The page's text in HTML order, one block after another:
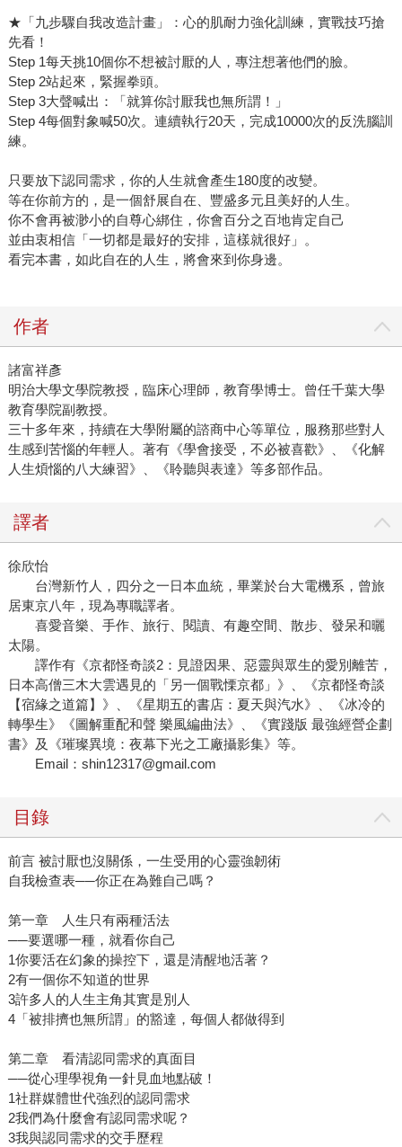
★「九步驟自我改造計畫」：心的肌耐力強化訓練，實戰技巧搶
先看！
Step 1每天挑10個你不想被討厭的人，專注想著他們的臉。
Step 2站起來，緊握拳頭。
Step 3大聲喊出：「就算你討厭我也無所謂！」
Step 4每個對象喊50次。連續執行20天，完成10000次的反洗腦訓
練。
只要放下認同需求，你的人生就會產生180度的改變。
等在你前方的，是一個舒展自在、豐盛多元且美好的人生。
你不會再被渺小的自尊心綁住，你會百分之百地肯定自己
並由衷相信「一切都是最好的安排，這樣就很好」。
看完本書，如此自在的人生，將會來到你身邊。
作者
諸富祥彥
明治大學文學院教授，臨床心理師，教育學博士。曾任千葉大學
教育學院副教授。
三十多年來，持續在大學附屬的諮商中心等單位，服務那些對人
生感到苦惱的年輕人。著有《學會接受，不必被喜歡》、《化解
人生煩惱的八大練習》、《聆聽與表達》等多部作品。
譯者
徐欣怡
台灣新竹人，四分之一日本血統，畢業於台大電機系，曾旅
居東京八年，現為專職譯者。
喜愛音樂、手作、旅行、閱讀、有趣空間、散步、發呆和曬
太陽。
譯作有《京都怪奇談2：見證因果、惡靈與眾生的愛別離苦，
日本高僧三木大雲遇見的「另一個戰慄京都」》、《京都怪奇談
【宿緣之道篇】》、《星期五的書店：夏天與汽水》、《冰冷的
轉學生》《圖解重配和聲 樂風編曲法》、《實踐版 最強經營企劃
書》及《璀璨異境：夜幕下光之工廠攝影集》等。
Email：shin12317@gmail.com
目錄
前言 被討厭也沒關係，一生受用的心靈強韌術
自我檢查表──你正在為難自己嗎？
第一章 人生只有兩種活法
──要選哪一種，就看你自己
1你要活在幻象的操控下，還是清醒地活著？
2有一個你不知道的世界
3許多人的人生主角其實是別人
4「被排擠也無所謂」的豁達，每個人都做得到
第二章 看清認同需求的真面目
──從心理學視角一針見血地點破！
1社群媒體世代強烈的認同需求
2我們為什麼會有認同需求呢？
3我與認同需求的交手歷程